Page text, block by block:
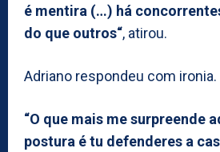
é mentira (…) há
do que outros“, atirou.
Adriano respondeu com ironia.
“O que mais me surpreende
postura é tu defenderes a